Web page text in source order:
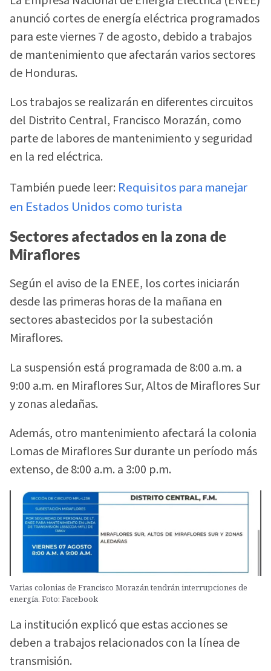
anunció cortes de energía eléctrica programados
para este viernes 7 de agosto, debido a trabajos
de mantenimiento que afectarán varios sectores
de Honduras.
Los trabajos se realizarán en diferentes circuitos
del Distrito Central, Francisco Morazán, como
parte de labores de mantenimiento y seguridad
en la red eléctrica.
También puede leer: Requisitos para manejar
en Estados Unidos como turista
Sectores afectados en la zona de
Miraflores
Según el aviso de la ENEE, los cortes iniciarán
desde las primeras horas de la mañana en
sectores abastecidos por la subestación
Miraflores.
La suspensión está programada de 8:00 a.m. a
9:00 a.m. en Miraflores Sur, Altos de Miraflores Sur
y zonas aledañas.
Además, otro mantenimiento afectará la colonia
Lomas de Miraflores Sur durante un período más
extenso, de 8:00 a.m. a 3:00 p.m.
Varias colonias de Francisco Morazán tendrán interrupciones de
energía. Foto: Facebook
La institución explicó que estas acciones se
deben a trabajos relacionados con la línea de
transmisión.